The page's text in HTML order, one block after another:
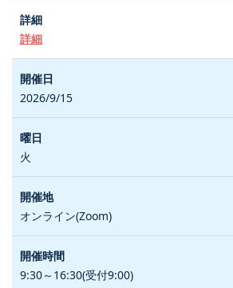
詳細
2026/9/15
火
オンライン(Zoom)
9:30～16:30(受付9:00)